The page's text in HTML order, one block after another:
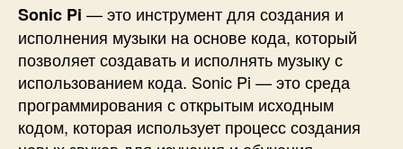
Sonic Pi — это инструмент для создания и
исполнения музыки на основе кода, который
позволяет создавать и исполнять музыку с
использованием кода. Sonic Pi — это среда
программирования с открытым исходным
кодом, которая использует процесс создания